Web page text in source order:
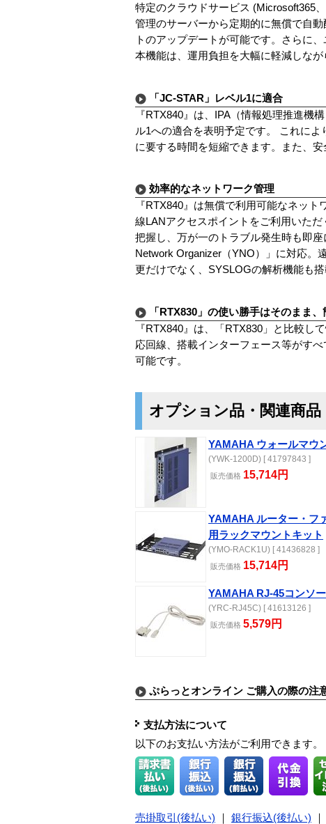
特定のクラウドサービス (Microsoft365
管理のサーバーから定期的に無償で自
トのアップデートが可能です。さらに
本機能は、運用負担を大幅に軽減しな
「JC-STAR」レベル1に適合
『RTX840』は、IPA（情報処理推進機
ル1への適合を表明予定です。 これに
に要する時間を短縮できます。また、
効率的なネットワーク管理
『RTX840』は無償で利用可能なネッ
線LANアクセスポイントをご利用いた
把握し、万が一のトラブル発生時も即
Network Organizer（YNO）」に対応。
更だけでなく、SYSLOGの解析機能も
「RTX830」の使い勝手はそのまま
『RTX840』は、「RTX830」と比較し
応回線、搭載インターフェース等がす
可能です。
オプション品・関連商品
YAMAHA ウォールマウ
(YWK-1200D) [ 41797843 ]
販売価格 15,714円
YAMAHA ルーター・フ
用ラックマウントキット
(YMO-RACK1U) [ 41436828 ]
販売価格 15,714円
YAMAHA RJ-45コンソ
(YRC-RJ45C) [ 41613126 ]
販売価格 5,579円
ぷらっとオンライン ご購入の際の注
支払方法について
以下のお支払い方法がご利用できます。
売掛取引(後払い) ｜ 銀行振込(後払い) ｜